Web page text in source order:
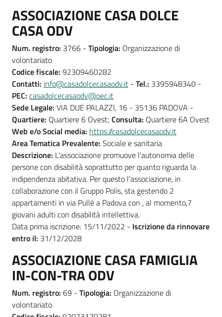
ASSOCIAZIONE CASA DOLCE
CASA ODV
Num. registro: 3766 - Tipologia: Organizzazione di
volontariato
Codice fiscale: 92309460282
Contatti: info@casadolcecasaodv.it - Tel.: 3395948340 -
PEC: casadolcecasaodv@pec.it
Sede Legale: VIA DUE PALAZZI, 16 - 35136 PADOVA -
Quartiere: Quartiere 6 Ovest; Consulta: Quartiere 6A Ovest
Web e/o Social media: https://casadolcecasaodv.it
Area Tematica Prevalente: Sociale e sanitaria
Descrizione: L'associazione promuove l'autonomia delle
persone con disabilità soprattutto per quanto riguarda la
indipendenza abitativa. Per questo l'associazione, in
collaborazione con il Gruppo Polis, sta gestendo 2
appartamenti in via Pullè a Padova con , al momento,7
giovani adulti con disabilità intellettiva.
Data prima iscrizione: 15/11/2022 - Iscrizione da rinnovare
entro il: 31/12/2028
ASSOCIAZIONE CASA FAMIGLIA
IN-CON-TRA ODV
Num. registro: 69 - Tipologia: Organizzazione di
volontariato